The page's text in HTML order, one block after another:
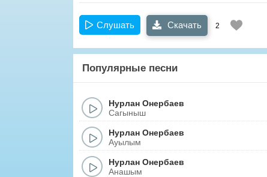
Слушать Скачать 2
Популярные песни
Нурлан Онербаев
Сагыныш
Нурлан Онербаев
Ауылым
Нурлан Онербаев
Анашым